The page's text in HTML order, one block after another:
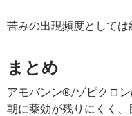
苦みの出現頻度としては
まとめ
アモバンン®/ゾピクロン
朝に薬効が残りにくく